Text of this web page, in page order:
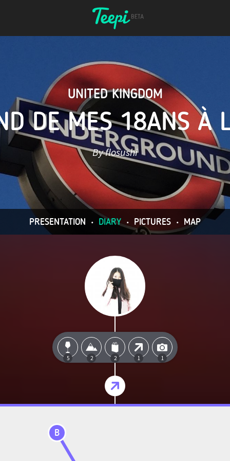
UNITED KINGDOM
DE MES 18ANS À
By flosushi
PRESENTATION • DIARY • PICTURES • MAP
5 2 2 1 1
B